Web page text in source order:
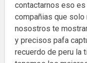
contactarnos eso
compañias que solo
nosostros te
y precisos pafa
recuerdo de peru la